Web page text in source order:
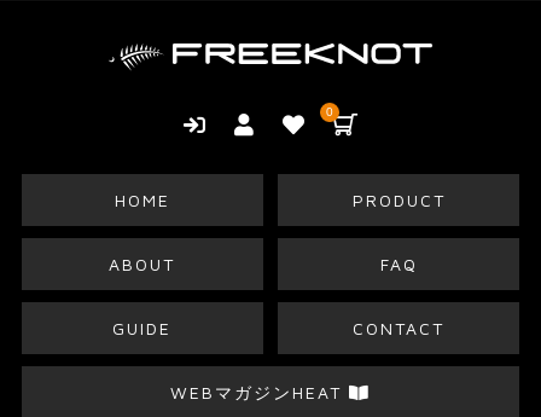
0
HOME PRODUCT
ABOUT FAQ
GUIDE CONTACT
WEBマガジンHEAT